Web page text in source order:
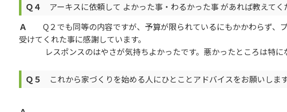
Ｑ４
アーキスに依頼して よかった事・わるかった事 があれば教えてく
Ａ Q２でも同等の内容ですが、予算が限られているにもかかわらず、
受けてくれた事に感謝しています。
レスポンスのはやさが気持ちよかったです。悪かったところは特に
Ｑ５ これから家づくりを始める人にひとことアドバイスをお願いします